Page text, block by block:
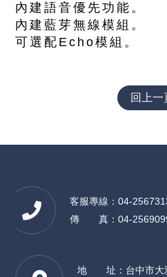
內建語音優先功能。
內建藍芽無線模組。
可選配Echo模組。
回上一
客服專線：04-
傳 真：04-
地 址： 台中市